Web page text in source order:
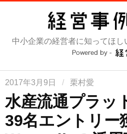
へ
ス
ッ
プ
中小企業の経営者に知ってほ
2017年3月9日 / 栗村愛
水産流通プラッ
39名エントリー